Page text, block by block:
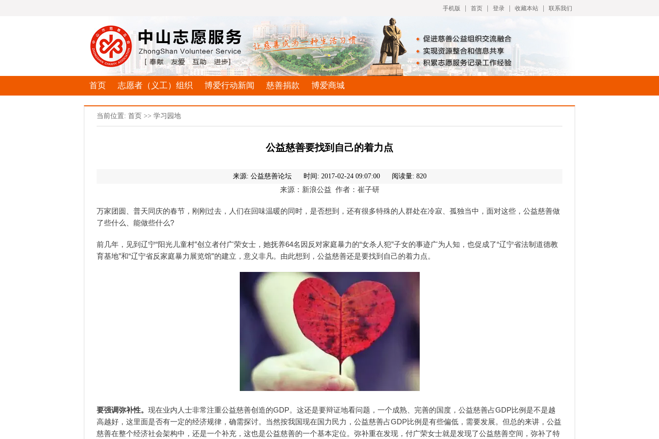
手机版 首页 登录 收藏本站 联系我们
首页 志愿者（义工）组织 博爱行动新闻 慈善捐款 博爱商城
当前位置: 首页 >> 学习园地
公益慈善要找到自己的着力点
来源: 公益慈善论坛 时间: 2017-02-24 09:07:00 阅读量: 820
来源：新浪公益 作者：崔子研
万家团圆、普天同庆的春节，刚刚过去，人们在回味温暖的同时，是否想到，还有很多特殊的人群处在冷寂、孤独当中，面对这些，公益慈善做
了些什么、能做些什么?
前几年，见到辽宁“阳光儿童村”创立者付广荣女士，她抚养64名因反对家庭暴力的“女杀人犯”子女的事迹广为人知，也促成了“辽宁省法制道德教
育基地”和“辽宁省反家庭暴力展览馆”的建立，意义非凡。由此想到，公益慈善还是要找到自己的着力点。
要强调弥补性。 现在业内人士非常注重公益慈善创造的GDP。这还是要辩证地看问题，一个成熟、完善的国度，公益慈善占GDP比例是不是越
高越好，这里面是否有一定的经济规律，确需探讨。当然按我国现在国力民力，公益慈善占GDP比例是有些偏低，需要发展。但总的来讲，公益
慈善在整个经济社会架构中，还是一个补充，这也是公益慈善的一个基本定位。弥补重在发现，付广荣女士就是发现了公益慈善空间，弥补了特